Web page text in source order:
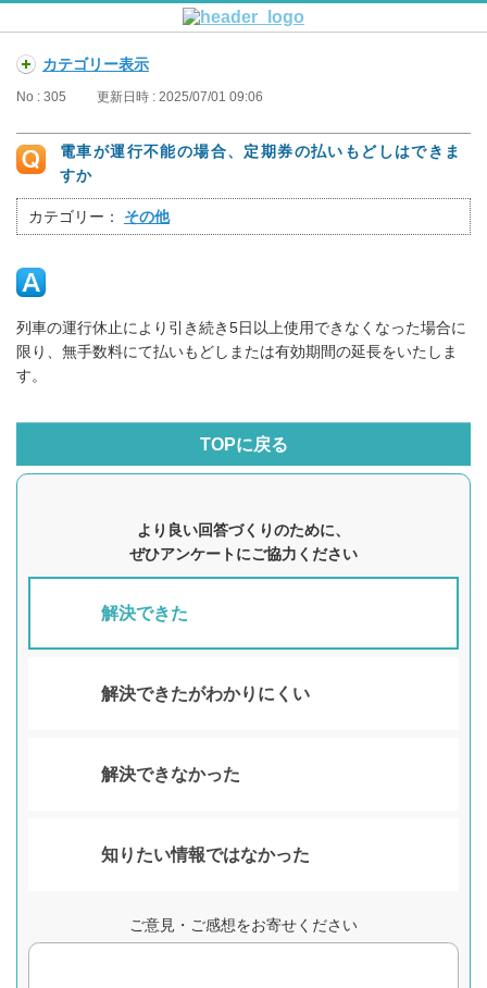
カテゴリー表示
No : 305 更新日時 : 2025/07/01 09:06
電車が運行不能の場合、定期券の払いもどしはできま
すか
カテゴリー： その他
列車の運行休止により引き続き5日以上使用できなくなった場合に
限り、無手数料にて払いもどしまたは有効期間の延長をいたしま
す。
TOPに戻る
より良い回答づくりのために、
ぜひアンケートにご協力ください
解決できた
解決できたがわかりにくい
解決できなかった
知りたい情報ではなかった
ご意見・ご感想をお寄せください